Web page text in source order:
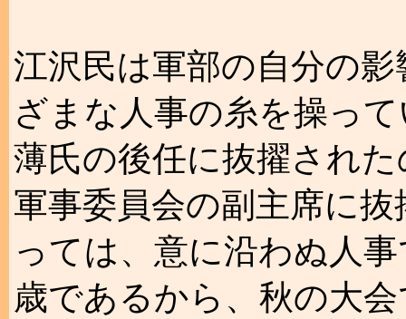
江沢民は軍部の自分の
ざまな人事の糸を操っ
薄氏の後任に抜擢され
軍事委員会の副主席に
っては、意に沿わぬ人
歳であるから、秋の大